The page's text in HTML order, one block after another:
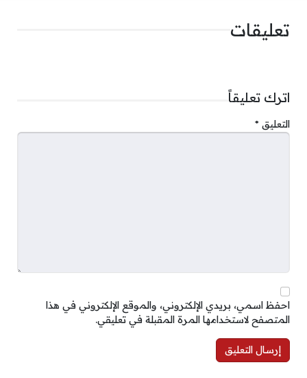
تعليقات
اترك تعليقاً
التعليق *
احفظ اسمي، بريدي الإلكتروني، والموقع الإلكتروني في هذا
المتصفح لاستخدامها المرة المقبلة في تعليقي.